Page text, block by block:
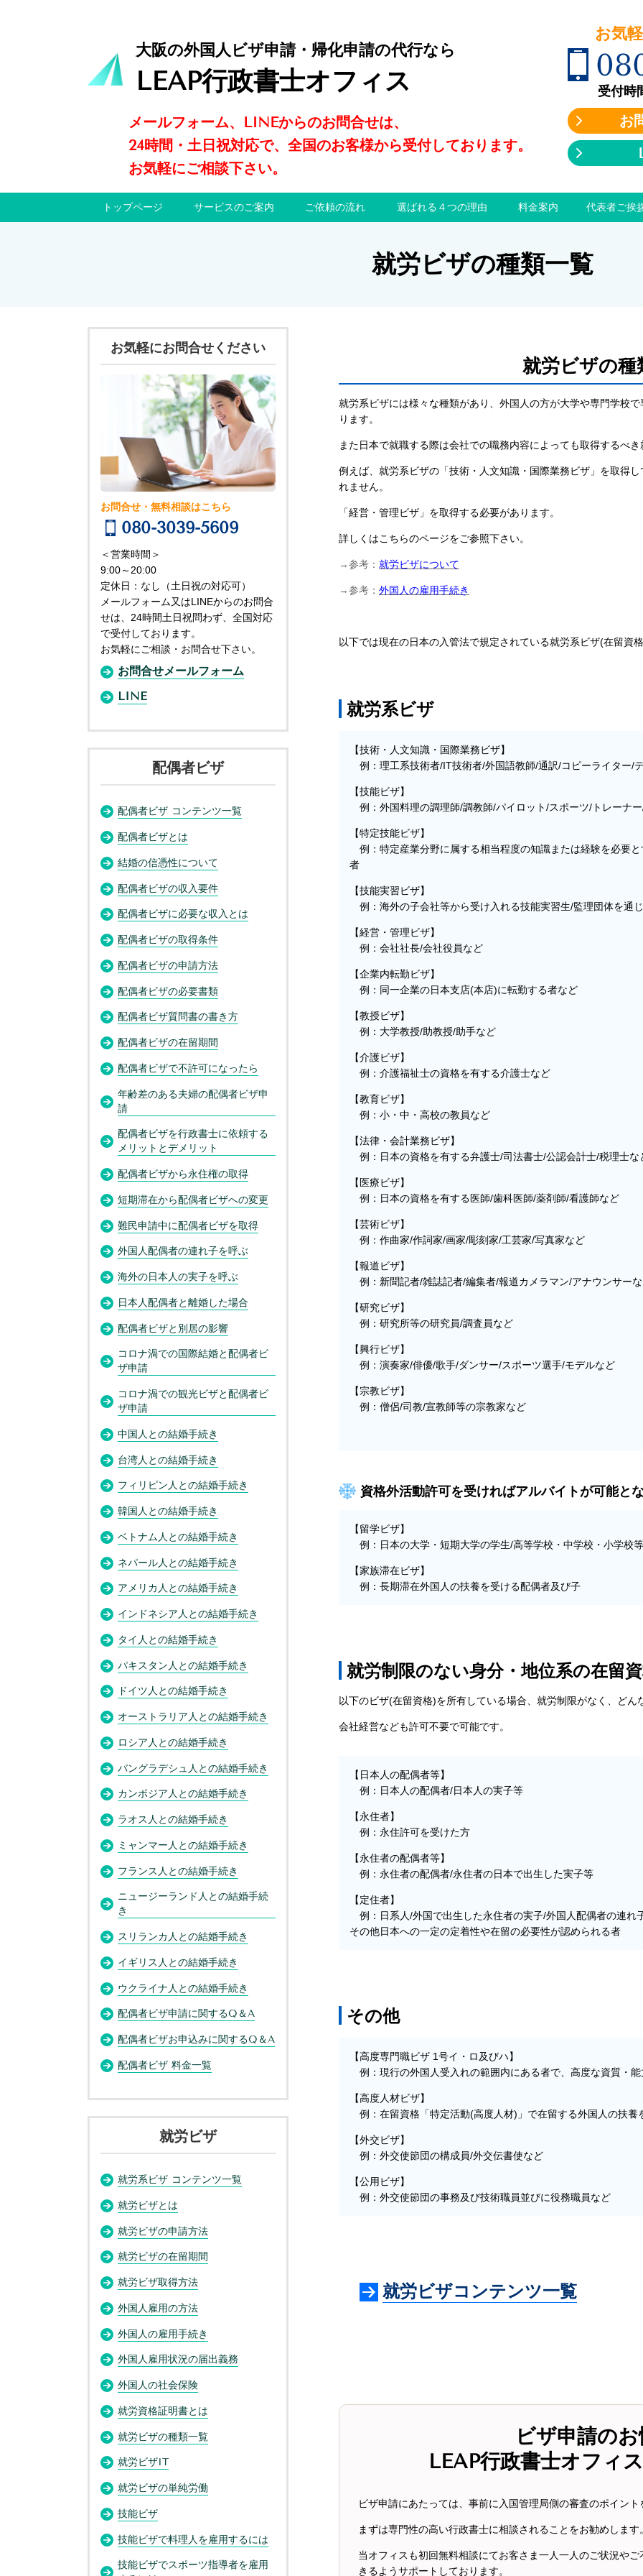
大阪の外国人ビザ申請・帰化申請の代行なら
LEAP行政書士オフィス
メールフォーム、LINEからのお問合せは、
24時間・土日祝対応で、全国のお客様から受付しております。
お気軽にご相談下さい。
お気軽
受付時間
お
トップページ サービスのご案内 ご依頼の流れ 選ばれる４つの理由 料金案内 代表者ご挨
就労ビザの種類一覧
就労ビザの種
就労系ビザには様々な種類があり、外国人の方が大学や専門学校
ります。
また日本で就職する際は会社での職務内容によっても取得するべ
例えば、就労系ビザの「技術・人文知識・国際業務ビザ」を取得
れません。
「経営・管理ビザ」を取得する必要があります。
詳しくはこちらのページをご参照下さい。
→参考： 就労ビザについて
→参考： 外国人の雇用手続き
以下では現在の日本の入管法で規定されている就労系ビザ(在留資
就労系ビザ
【技術・人文知識・国際業務ビザ】
例：理工系技術者/IT技術者/外国語教師/通訳/コピーライター/
【技能ビザ】
例：外国料理の調理師/調教師/パイロット/スポーツ/トレーナ
【特定技能ビザ】
例：特定産業分野に属する相当程度の知識または経験を必要
者
【技能実習ビザ】
例：海外の子会社等から受け入れる技能実習生/監理団体を通
【経営・管理ビザ】
例：会社社長/会社役員など
【企業内転勤ビザ】
例：同一企業の日本支店(本店)に転勤する者など
【教授ビザ】
例：大学教授/助教授/助手など
【介護ビザ】
例：介護福祉士の資格を有する介護士など
【教育ビザ】
例：小・中・高校の教員など
【法律・会計業務ビザ】
例：日本の資格を有する弁護士/司法書士/公認会計士/税理士な
【医療ビザ】
例：日本の資格を有する医師/歯科医師/薬剤師/看護師など
【芸術ビザ】
例：作曲家/作詞家/画家/彫刻家/工芸家/写真家など
【報道ビザ】
例：新聞記者/雑誌記者/編集者/報道カメラマン/アナウンサー
【研究ビザ】
例：研究所等の研究員/調査員など
【興行ビザ】
例：演奏家/俳優/歌手/ダンサー/スポーツ選手/モデルなど
【宗教ビザ】
例：僧侶/司教/宣教師等の宗教家など
資格外活動許可を受ければアルバイトが可能と
【留学ビザ】
例：日本の大学・短期大学の学生/高等学校・中学校・小学校
【家族滞在ビザ】
例：長期滞在外国人の扶養を受ける配偶者及び子
就労制限のない身分・地位系の在留
以下のビザ(在留資格)を所有している場合、就労制限がなく、ど
会社経営なども許可不要で可能です。
【日本人の配偶者等】
例：日本人の配偶者/日本人の実子等
【永住者】
例：永住許可を受けた方
【永住者の配偶者等】
例：永住者の配偶者/永住者の日本で出生した実子等
【定住者】
例：日系人/外国で出生した永住者の実子/外国人配偶者の連れ
その他日本への一定の定着性や在留の必要性が認められる者
その他
【高度専門職ビザ 1号イ・ロ及びハ】
例：現行の外国人受入れの範囲内にある者で、高度な資質・
【高度人材ビザ】
例：在留資格「特定活動(高度人材)」で在留する外国人の扶養
【外交ビザ】
例：外交使節団の構成員/外交伝書使など
【公用ビザ】
例：外交使節団の事務及び技術職員並びに役務職員など
就労ビザコンテンツ一覧
ビザ申請の
LEAP行政書士オフィ
ビザ申請にあたっては、事前に入国管理局側の審査のポイン
まずは専門性の高い行政書士に相談されることをお勧めします
当オフィスも初回無料相談にてお客さま一人一人のご状況や
きるようサポートしております。
お気軽にお問合せください
お問合せ・無料相談はこちら
080-3039-5609
＜営業時間＞
9:00～20:00
定休日：なし（土日祝の対応可）
メールフォーム又はLINEからのお問合
せは、24時間土日祝問わず、全国対応
で受付しております。
お気軽にご相談・お問合せ下さい。
お問合せメールフォーム
LINE
配偶者ビザ
配偶者ビザ コンテンツ一覧
配偶者ビザとは
結婚の信憑性について
配偶者ビザの収入要件
配偶者ビザに必要な収入とは
配偶者ビザの取得条件
配偶者ビザの申請方法
配偶者ビザの必要書類
配偶者ビザ質問書の書き方
配偶者ビザの在留期間
配偶者ビザで不許可になったら
年齢差のある夫婦の配偶者ビザ申
請
配偶者ビザを行政書士に依頼する
メリットとデメリット
配偶者ビザから永住権の取得
短期滞在から配偶者ビザへの変更
難民申請中に配偶者ビザを取得
外国人配偶者の連れ子を呼ぶ
海外の日本人の実子を呼ぶ
日本人配偶者と離婚した場合
配偶者ビザと別居の影響
コロナ渦での国際結婚と配偶者ビ
ザ申請
コロナ渦での観光ビザと配偶者ビ
ザ申請
中国人との結婚手続き
台湾人との結婚手続き
フィリピン人との結婚手続き
韓国人との結婚手続き
ベトナム人との結婚手続き
ネパール人との結婚手続き
アメリカ人との結婚手続き
インドネシア人との結婚手続き
タイ人との結婚手続き
パキスタン人との結婚手続き
ドイツ人との結婚手続き
オーストラリア人との結婚手続き
ロシア人との結婚手続き
バングラデシュ人との結婚手続き
カンボジア人との結婚手続き
ラオス人との結婚手続き
ミャンマー人との結婚手続き
フランス人との結婚手続き
ニュージーランド人との結婚手続
き
スリランカ人との結婚手続き
イギリス人との結婚手続き
ウクライナ人との結婚手続き
配偶者ビザ申請に関するQ＆A
配偶者ビザお申込みに関するQ＆A
配偶者ビザ 料金一覧
就労ビザ
就労系ビザ コンテンツ一覧
就労ビザとは
就労ビザの申請方法
就労ビザの在留期間
就労ビザ取得方法
外国人雇用の方法
外国人の雇用手続き
外国人雇用状況の届出義務
外国人の社会保険
就労資格証明書とは
就労ビザの種類一覧
就労ビザIT
就労ビザの単純労働
技能ビザ
技能ビザで料理人を雇用するには
技能ビザでスポーツ指導者を雇用